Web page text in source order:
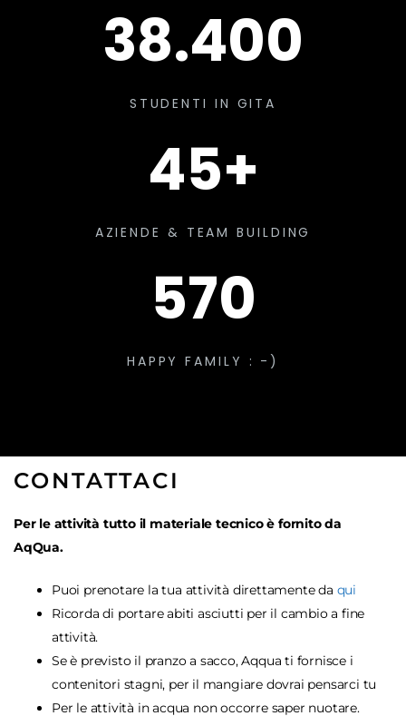
38.400
STUDENTI IN GITA
45+
AZIENDE & TEAM BUILDING
570
HAPPY FAMILY : -)
CONTATTACI
Per le attività tutto il materiale tecnico è fornito da
AqQua.
Puoi prenotare la tua attività direttamente da qui
Ricorda di portare abiti asciutti per il cambio a fine
attività.
Se è previsto il pranzo a sacco, Aqqua ti fornisce i
contenitori stagni, per il mangiare dovrai pensarci tu
Per le attività in acqua non occorre saper nuotare.